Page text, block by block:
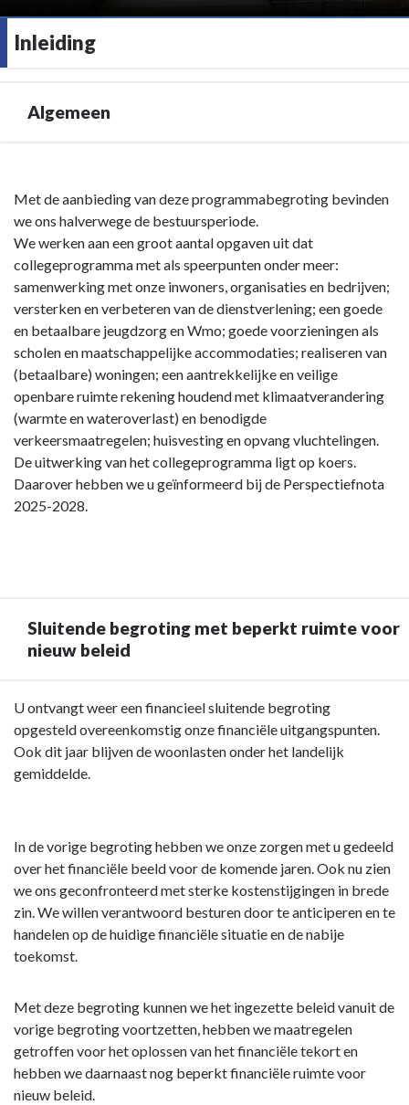
Inleiding
Algemeen
naar
Inleiding
Algemeen
Met de aanbieding van deze programmabegroting bevinden
we ons halverwege de bestuursperiode.
We werken aan een groot aantal opgaven uit dat
collegeprogramma met als speerpunten onder meer:
samenwerking met onze inwoners, organisaties en bedrijven;
versterken en verbeteren van de dienstverlening; een goede
en betaalbare jeugdzorg en Wmo; goede voorzieningen als
scholen en maatschappelijke accommodaties; realiseren van
(betaalbare) woningen; een aantrekkelijke en veilige
openbare ruimte rekening houdend met klimaatverandering
(warmte en wateroverlast) en benodigde
verkeersmaatregelen; huisvesting en opvang vluchtelingen.
De uitwerking van het collegeprogramma ligt op koers.
Daarover hebben we u geïnformeerd bij de Perspectiefnota
2025-2028.
Sluitende begroting met beperkt ruimte voor
nieuw beleid
Terug
naar
navigatie
Sluitende
begroting
beperkt
ruimte
voor
U ontvangt weer een financieel sluitende begroting
opgesteld overeenkomstig onze financiële uitgangspunten.
Ook dit jaar blijven de woonlasten onder het landelijk
gemiddelde.
In de vorige begroting hebben we onze zorgen met u gedeeld
over het financiële beeld voor de komende jaren. Ook nu zien
we ons geconfronteerd met sterke kostenstijgingen in brede
zin. We willen verantwoord besturen door te anticiperen en te
handelen op de huidige financiële situatie en de nabije
toekomst.
Met deze begroting kunnen we het ingezette beleid vanuit de
vorige begroting voortzetten, hebben we maatregelen
getroffen voor het oplossen van het financiële tekort en
hebben we daarnaast nog beperkt financiële ruimte voor
nieuw beleid.